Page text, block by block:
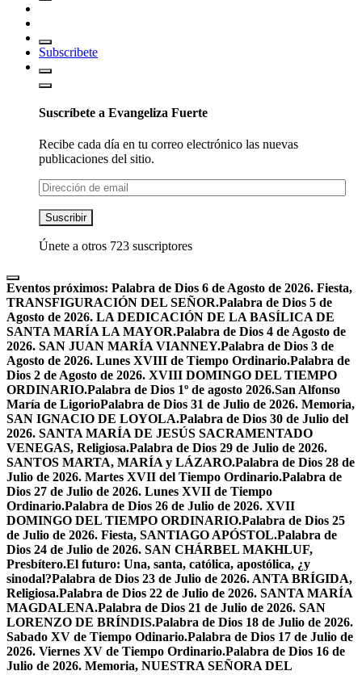
Subscribete
Suscríbete a Evangeliza Fuerte
Recibe cada día en tu correo electrónico las nuevas
publicaciones del sitio.
Dirección
de
email
Suscribir
Únete a otros 723 suscriptores
Eventos próximos: Palabra de Dios 6 de Agosto de 2026. Fiesta,
TRANSFIGURACIÓN DEL SEÑOR.Palabra de Dios 5 de
Agosto de 2026. LA DEDICACIÓN DE LA BASÍLICA DE
SANTA MARÍA LA MAYOR.Palabra de Dios 4 de Agosto de
2026. SAN JUAN MARÍA VIANNEY.Palabra de Dios 3 de
Agosto de 2026. Lunes XVIII de Tiempo Ordinario.Palabra de
Dios 2 de Agosto de 2026. XVIII DOMINGO DEL TIEMPO
ORDINARIO.Palabra de Dios 1º de agosto 2026.San Alfonso
María de LigorioPalabra de Dios 31 de Julio de 2026. Memoria,
SAN IGNACIO DE LOYOLA.Palabra de Dios 30 de Julio del
2026. SANTA MARÍA DE JESÚS SACRAMENTADO
VENEGAS, Religiosa.Palabra de Dios 29 de Julio de 2026.
SANTOS MARTA, MARÍA y LÁZARO.Palabra de Dios 28 de
Julio de 2026. Martes XVII del Tiempo Ordinario.Palabra de
Dios 27 de Julio de 2026. Lunes XVII de Tiempo
Ordinario.Palabra de Dios 26 de Julio de 2026. XVII
DOMINGO DEL TIEMPO ORDINARIO.Palabra de Dios 25
de Julio de 2026. Fiesta, SANTIAGO APÓSTOL.Palabra de
Dios 24 de Julio de 2026. SAN CHÁRBEL MAKHLUF,
Presbítero.El futuro: Una, santa, católica, apostólica, ¿y
sinodal?Palabra de Dios 23 de Julio de 2026. ANTA BRÍGIDA,
Religiosa.Palabra de Dios 22 de Julio de 2026. SANTA MARÍA
MAGDALENA.Palabra de Dios 21 de Julio de 2026. SAN
LORENZO DE BRÍNDIS.Palabra de Dios 18 de Julio de 2026.
Sabado XV de Tiempo Odinario.Palabra de Dios 17 de Julio de
2026. Viernes XV de Tiempo Ordinario.Palabra de Dios 16 de
Julio de 2026. Memoria, NUESTRA SEÑORA DEL